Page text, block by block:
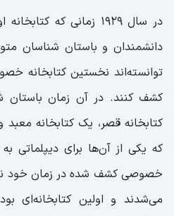
در سال 1929 زمانی که
دانشمندان و باستان شناسان
توانسته‌اند نخستین کتابخانه
کشف کنند. در آن زمان
که یکی از آن‌ها برای دیپلماتی به
خصوصی کشف شده در زمان خود
می‌شدند و اولین